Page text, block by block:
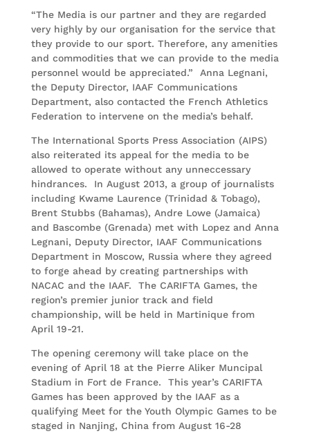
“The Media is our partner and they are regarded
very highly by our organisation for the service that
they provide to our sport. Therefore, any amenities
and commodities that we can provide to the media
personnel would be appreciated.” Anna Legnani,
the Deputy Director, IAAF Communications
Department, also contacted the French Athletics
Federation to intervene on the media’s behalf.
The International Sports Press Association (AIPS)
also reiterated its appeal for the media to be
allowed to operate without any unneccessary
hindrances. In August 2013, a group of journalists
including Kwame Laurence (Trinidad & Tobago),
Brent Stubbs (Bahamas), Andre Lowe (Jamaica)
and Bascombe (Grenada) met with Lopez and Anna
Legnani, Deputy Director, IAAF Communications
Department in Moscow, Russia where they agreed
to forge ahead by creating partnerships with
NACAC and the IAAF. The CARIFTA Games, the
region’s premier junior track and field
championship, will be held in Martinique from
April 19-21.
The opening ceremony will take place on the
evening of April 18 at the Pierre Aliker Muncipal
Stadium in Fort de France. This year’s CARIFTA
Games has been approved by the IAAF as a
qualifying Meet for the Youth Olympic Games to be
staged in Nanjing, China from August 16-28